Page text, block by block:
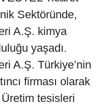
Sektöründe,
A.Ş. kimya
yaşadı.
A.Ş. Türkiye’nin
firması olarak
tesisleri